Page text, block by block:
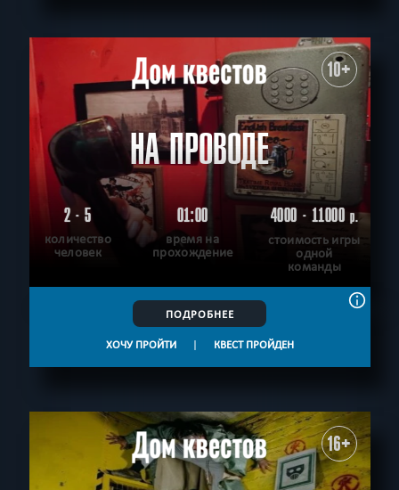
10+
НА ПРОВОДЕ
2 - 5
количество
человек
01:00
время на
прохождение
4000 - 11000р.
стоимость игры
одной
команды
ПОДРОБНЕЕ
ХОЧУ ПРОЙТИ | КВЕСТ ПРОЙДЕН
16+